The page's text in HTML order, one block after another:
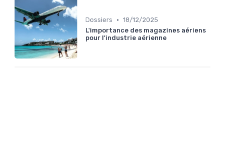
Dossiers • 18/12/2025
L'importance des magazines aériens
pour l'industrie aérienne